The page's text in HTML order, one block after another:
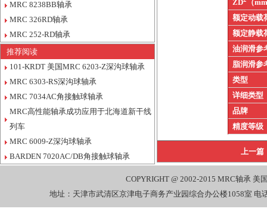
MRC 8238BB轴承
MRC 326RD轴承
MRC 252-RD轴承
推荐阅读
101-KRDT 美国MRC 6203-Z深沟球轴承
MRC 6303-RS深沟球轴承
MRC 7034AC角接触球轴承
MRC高性能轴承成功应用于北海道新干线
列车
MRC 6009-Z深沟球轴承
BARDEN 7020AC/DB角接触球轴承
ZD
（
额定动载
额定静载
油润滑参
脂润滑参
类型
详细类型
品牌
精度等级
上一篇
COPYRIGHT @ 2002-2015 MRC轴承 美
地址：天津市武清区京津电子商务产业园综合办公楼1058室 电